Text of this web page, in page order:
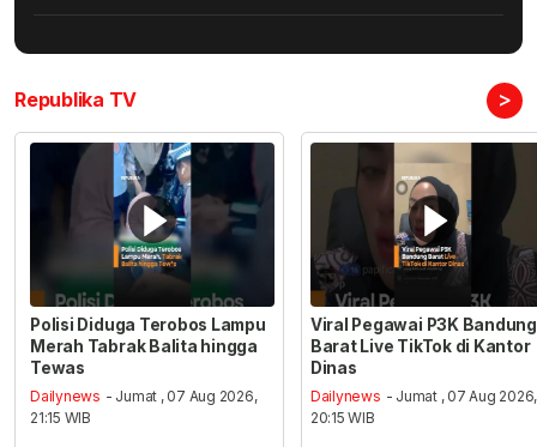
Republika TV >
Polisi Diduga Terobos Lampu
Merah Tabrak Balita hingga
Tewas
Dailynews - Jumat , 07 Aug 2026,
21:15 WIB
Viral Pegawai P3K Bandung
Barat Live TikTok di Kantor
Dinas
Dailynews - Jumat , 07 Aug 2026,
20:15 WIB